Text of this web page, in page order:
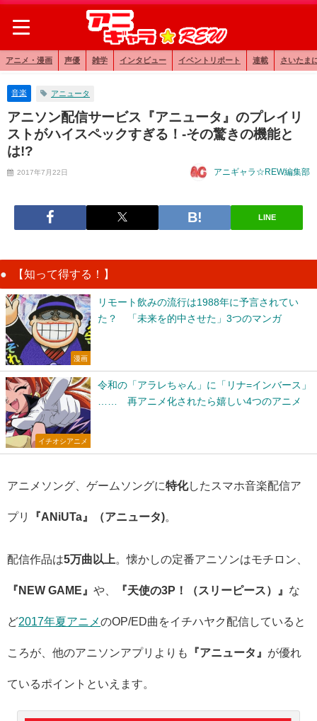
アニメ・漫画 声優 雑学 インタビュー イベントリポート 連載 さいたま
音楽 アニュータ
アニソン配信サービス『アニュータ』のプレイリ
ストがハイスペックすぎる！-その驚きの機能と
は!?
2017年7月22日 アニギャラ☆REW編集部
LINE
【知って得する！】
漫画
リモート飲みの流行は1988年に予言されてい
た？ 「未来を的中させた」3つのマンガ
イチオシアニメ
令和の「アラレちゃん」に「リナ=インバース」
…… 再アニメ化されたら嬉しい4つのアニメ
アニメソング、ゲームソングに特化したスマホ音楽配信ア
プリ 『ANiUTa』（アニュータ)
配信作品は5万曲以上 。懐かしの定番アニソンはモチロン、
『NEW GAME』 や、 『天使の3P！（スリーピース）』 な
ど2017年夏アニメのOP/ED曲をイチハヤク配信していると
ころが、他のアニソンアプリよりも 『アニュータ』 が優れ
ているポイントといえます。